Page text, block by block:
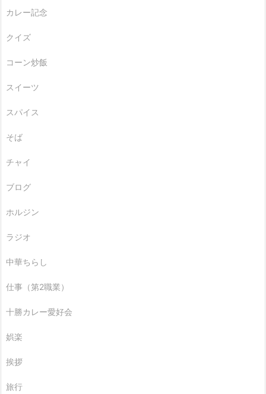
カレー記念
クイズ
コーン炒飯
スイーツ
スパイス
そば
チャイ
ブログ
ホルジン
ラジオ
中華ちらし
仕事（第2職業）
十勝カレー愛好会
娯楽
挨拶
旅行